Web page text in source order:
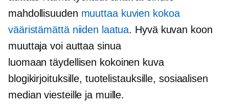
mahdollisuuden muuttaa kuvien kokoa
vääristämättä niiden laatua. Hyvä kuvan koon
muuttaja voi auttaa sinua
luomaantäydellisen kokoinen kuva
blogikirjoituksille, tuotelistauksille, sosiaalisen
median viesteille ja muille.